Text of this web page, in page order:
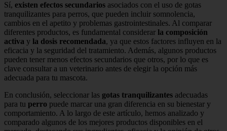
Sí, existen efectos secundarios asociados con el uso de gotas
tranquilizantes para perros, que pueden incluir somnolencia,
cambios en el apetito y problemas gastrointestinales. Al comparar
diferentes productos, es fundamental considerar la composición
activa y la dosis recomendada, ya que estos factores influyen en la
eficacia y la seguridad del tratamiento. Además, algunos productos
pueden tener menos efectos secundarios que otros, por lo que es
clave consultar a un veterinario antes de elegir la opción más
adecuada para tu mascota.
En conclusión, seleccionar las gotas tranquilizantes adecuadas
para tu perro puede marcar una gran diferencia en su bienestar y
comportamiento. A lo largo de este artículo, hemos analizado y
comparado algunos de los mejores productos disponibles en el